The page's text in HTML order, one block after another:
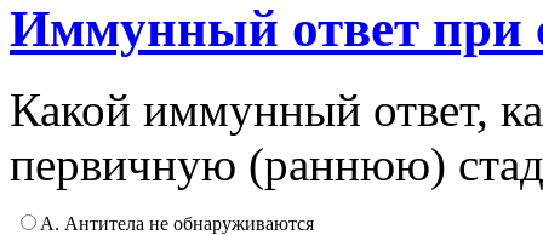
Иммунный ответ при
Какой иммунный ответ,
первичную (раннюю)
А. Антитела не обнаруживаются